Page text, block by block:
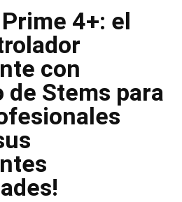
Prime 4+: el
con
Stems para